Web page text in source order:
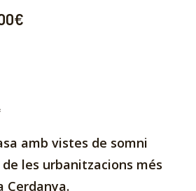
amb vistes de somni
les urbanitzacions més
Cerdanya.